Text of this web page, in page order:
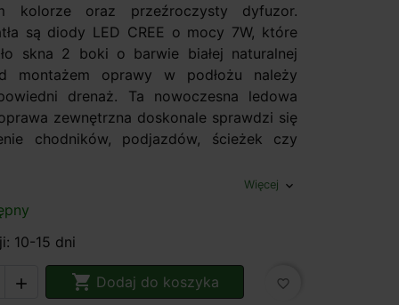
kolorze oraz przeźroczysty dyfuzor.
są diody LED CREE o mocy 7W, które
skna 2 boki o barwie białej naturalnej
montażem oprawy w podłożu należy
drenaż. Ta nowoczesna ledowa
zewnętrzna doskonale sprawdzi się
chodników, podjazdów, ścieżek czy
Więcej expand_more
10-15 dni
  Dodaj do koszyka favorite_border